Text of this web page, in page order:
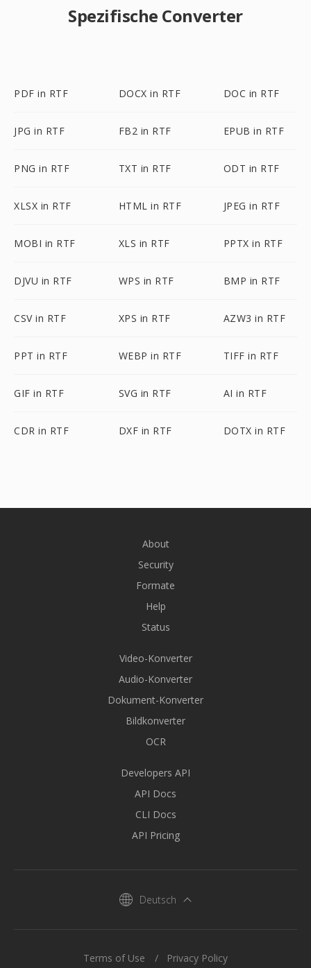
Spezifische Converter
PDF in RTF DOCX in RTF DOC in RTF
JPG in RTF FB2 in RTF EPUB in RTF
PNG in RTF TXT in RTF ODT in RTF
XLSX in RTF HTML in RTF JPEG in RTF
MOBI in RTF XLS in RTF PPTX in RTF
DJVU in RTF WPS in RTF BMP in RTF
CSV in RTF XPS in RTF AZW3 in RTF
PPT in RTF WEBP in RTF TIFF in RTF
GIF in RTF SVG in RTF AI in RTF
CDR in RTF DXF in RTF DOTX in RTF
About
Security
Formate
Help
Status
Video-Konverter
Audio-Konverter
Dokument-Konverter
Bildkonverter
OCR
Developers API
API Docs
CLI Docs
API Pricing
Deutsch
Terms of Use Privacy Policy